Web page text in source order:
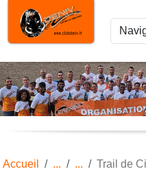
Accueil Trail de
Panneau de gestion des